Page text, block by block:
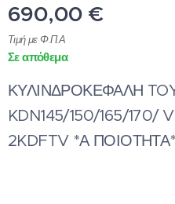
690,00 €
Τιμή με Φ.Π.Α
Σε απόθεμα
ΚΥΛΙΝΔΡΟΚΕΦΑΛΗ
KDN145/150/165/170/
2KDFTV *Α ΠΟΙΟΤΗΤΑ*